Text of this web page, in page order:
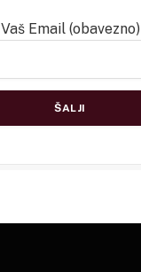
Vaš Email (obavezno)